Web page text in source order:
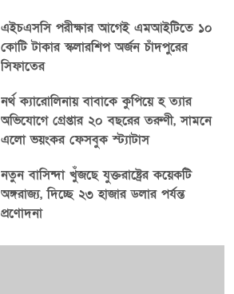
এইচএসসি পরীক্ষার আগেই এমআইটিতে ১০
কোটি টাকার স্কলারশিপ অর্জন চাঁদপুরের
সিফাতের
নর্থ ক্যারোলিনায় বাবাকে কুপিয়ে হ ত্যার
অভিযোগে গ্রেপ্তার ২০ বছরের তরুণী, সামনে
এলো ভয়ংকর ফেসবুক স্ট্যাটাস
নতুন বাসিন্দা খুঁজছে যুক্তরাষ্ট্রের কয়েকটি
অঙ্গরাজ্য, দিচ্ছে ২৩ হাজার ডলার পর্যন্ত
প্রণোদনা